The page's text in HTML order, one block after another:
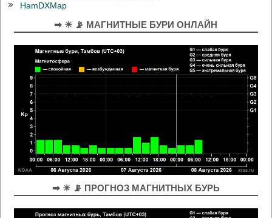
HamDXMap
➡ ☀ 📡 МАГНИТНЫЕ БУРИ ОНЛАЙН
➡ ☀ 📡 ПРОГНОЗ МАГНИТНЫХ БУРЬ